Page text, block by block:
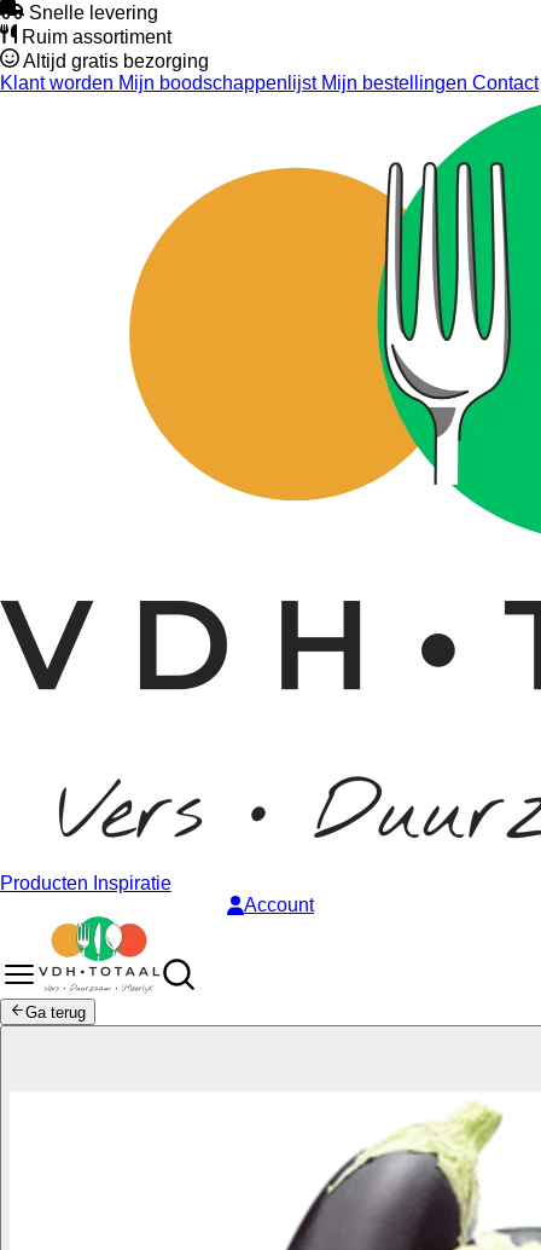
Snelle levering
Ruim assortiment
Altijd gratis bezorging
Klant worden Mijn boodschappenlijstMijn bestellingen Contact
Producten Inspiratie
Account
Ga terug